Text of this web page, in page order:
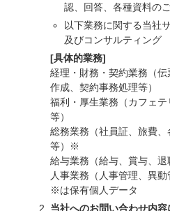
認、回答、各種資料の
以下業務に関する当社
及びコンサルティング
[具体的業務]
経理・財務・契約業務（
作成、契約事務処理等）
福利・厚生業務（カフェ
等）
総務業務（社員証、旅費
等）※
給与業務（給与、賞与、
人事業務（人事管理、異
※は保有個人データ
当社へのお問い合わせ内